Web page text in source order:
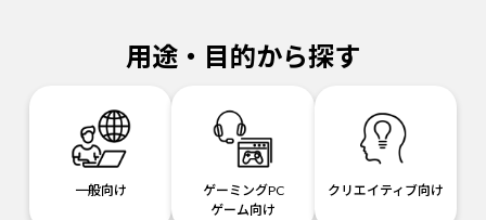
用途・目的から探す
一般向け
ゲーミングPC
ゲーム向け
クリエイティブ向け